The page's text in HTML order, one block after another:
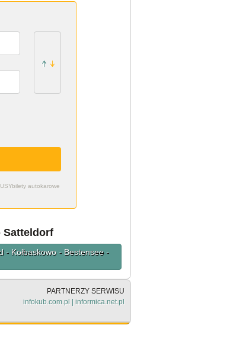
bilety autokarowe
Satteldorf
- Kołbaskowo - Bestensee -
PARTNERZY SERWISU
infokub.com.pl | informica.net.pl